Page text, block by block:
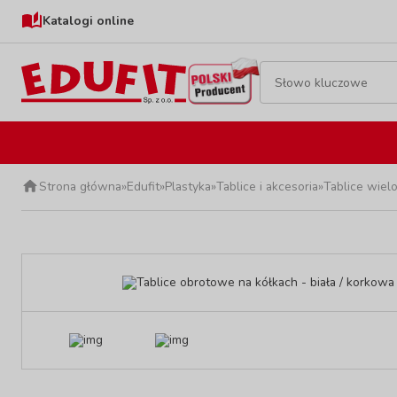
Katalogi online
Strona główna»Edufit»Plastyka»Tablice i akcesoria»Tablice